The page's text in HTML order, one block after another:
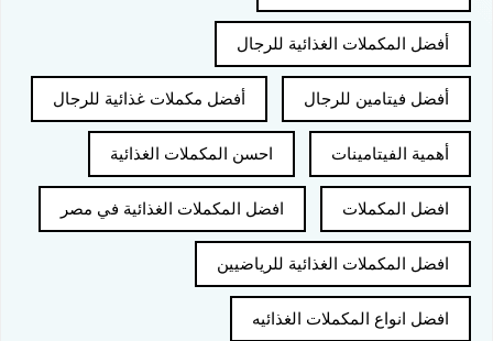
أفضل المكملات الغذائية للرجال
أفضل فيتامين للرجال أفضل مكملات غذائية للرجال
أهمية الفيتامينات احسن المكملات الغذائية
افضل المكملات افضل المكملات الغذائية في مصر
افضل المكملات الغذائية للرياضيين
افضل انواع المكملات الغذائيه